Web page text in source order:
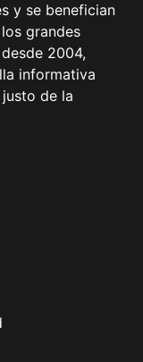
y se benefician
grandes
2004,
informativa
de la